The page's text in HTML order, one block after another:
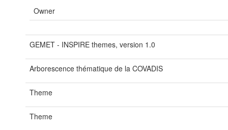
Owner
GEMET - INSPIRE themes, version 1.0
Arborescence thématique de la COVADIS
Theme
Theme